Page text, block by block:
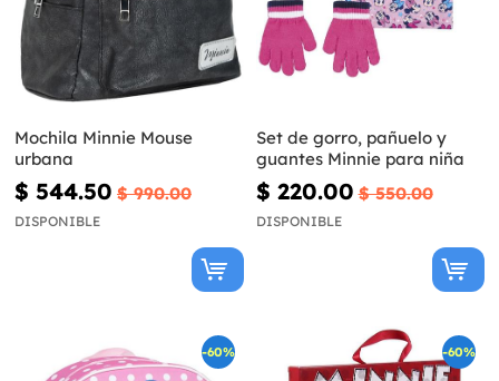
Mochila Minnie Mouse
urbana
$ 544.50 $ 990.00
DISPONIBLE
Set de gorro, pañuelo y
guantes Minnie para niña
$ 220.00 $ 550.00
DISPONIBLE
-60% -60%